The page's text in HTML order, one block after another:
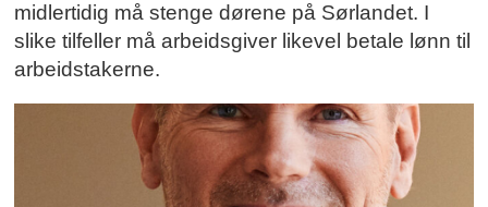
midlertidig må stenge dørene på Sørlandet. I
slike tilfeller må arbeidsgiver likevel betale lønn til
arbeidstakerne.